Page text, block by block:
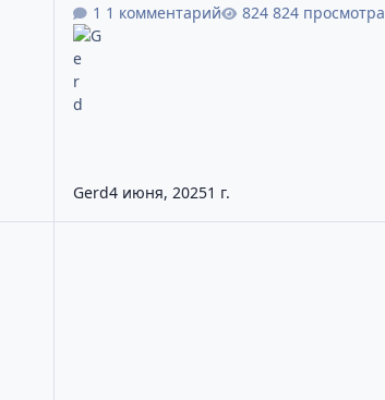
1 комментарий 824 просмотра
Gerd4 июня, 20251 г.